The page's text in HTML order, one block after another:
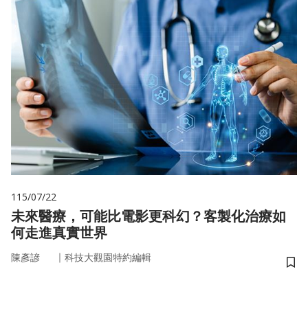
115/07/22
未來醫療，可能比電影更科幻？客製化治療如
何走進真實世界
陳彥諺 ｜ 科技大觀園特約編輯
儲